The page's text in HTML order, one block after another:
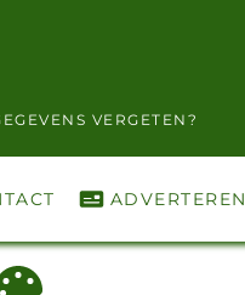
VERGETEN?
ADVERTEREN